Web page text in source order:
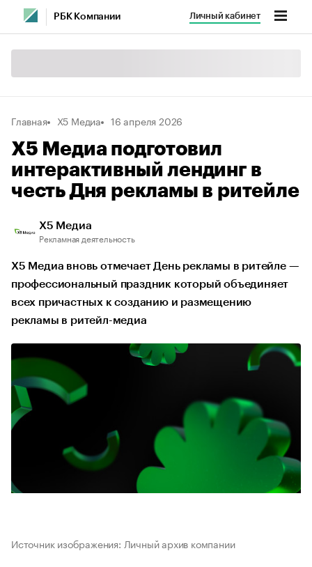
РБК Компании Личный кабинет
Главная Х5 Медиа 16 апреля 2026
Х5 Медиа подготовил
интерактивный лендинг в
честь Дня рекламы в ритейле
Х5 Медиа
Рекламная деятельность
Х5 Медиа вновь отмечает День рекламы в ритейле —
профессиональный праздник который объединяет
всех причастных к созданию и размещению
рекламы в ритейл-медиа
Источник изображения: Личный архив компании